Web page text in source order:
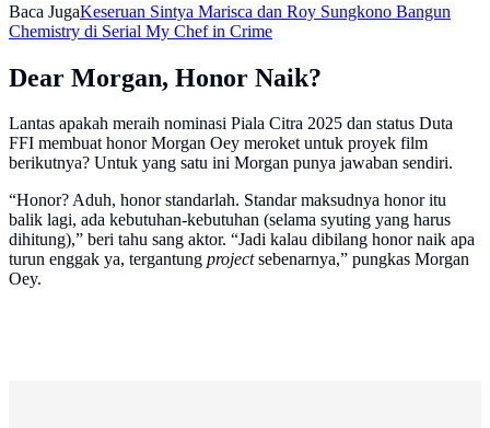
Baca JugaKeseruan Sintya Marisca dan Roy Sungkono Bangun
Chemistry di Serial My Chef in Crime
Dear Morgan, Honor Naik?
Lantas apakah meraih nominasi Piala Citra 2025 dan status Duta
FFI membuat honor Morgan Oey meroket untuk proyek film
berikutnya? Untuk yang satu ini Morgan punya jawaban sendiri.
“Honor? Aduh, honor standarlah. Standar maksudnya honor itu
balik lagi, ada kebutuhan-kebutuhan (selama syuting yang harus
dihitung),” beri tahu sang aktor. “Jadi kalau dibilang honor naik apa
turun enggak ya, tergantung projectsebenarnya,” pungkas Morgan
Oey.